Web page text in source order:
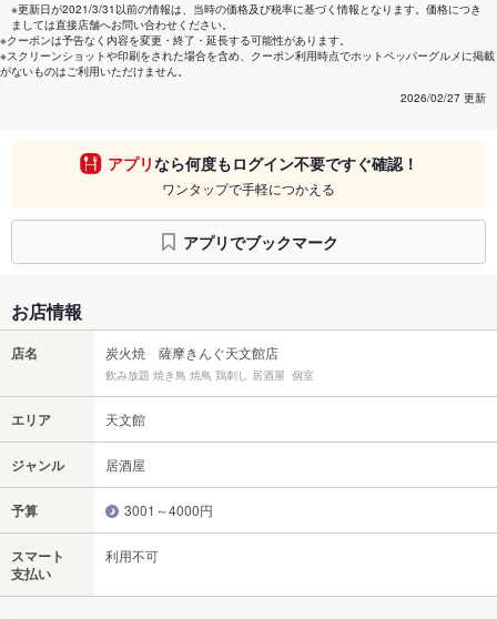
※更新日が2021/3/31以前の情報は、当時の価格及び税率に基づく情報となります。価格につき
ましては直接店舗へお問い合わせください。
※クーポンは予告なく内容を変更・終了・延長する可能性があります。
※スクリーンショットや印刷をされた場合を含め、クーポン利用時点でホットペッパーグルメに掲載
がないものはご利用いただけません。
2026/02/27 更新
アプリなら何度もログイン不要ですぐ確認！
ワンタップで手軽につかえる
アプリでブックマーク
お店情報
店名 炭火焼 薩摩きんぐ天文館店
飲み放題 焼き鳥 焼鳥 鶏刺し 居酒屋 個室
エリア 天文館
ジャンル 居酒屋
予算 3001～4000円
スマート
支払い
利用不可